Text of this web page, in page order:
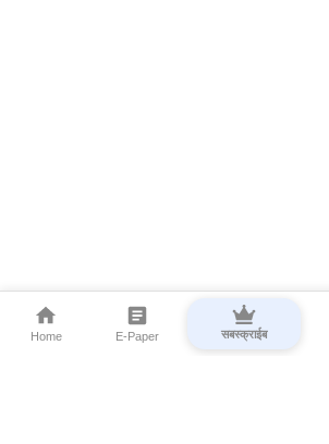
Home E-Paper सबस्क्राईब